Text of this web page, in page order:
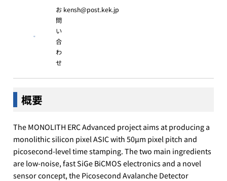
お
問
い
合
わ
せ
kensh@post.kek.jp
概要
The MONOLITH ERC Advanced project aims at producing a
monolithic silicon pixel ASIC with 50µm pixel pitch and
picosecond-level time stamping. The two main ingredients
are low-noise, fast SiGe BiCMOS electronics and a novel
sensor concept, the Picosecond Avalanche Detector